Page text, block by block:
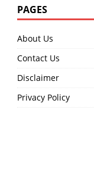
PAGES
About Us
Contact Us
Disclaimer
Privacy Policy